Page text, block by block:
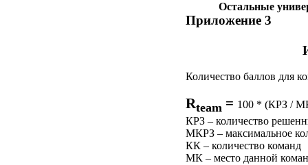
Остальные
Приложение 3
Количество баллов для
Rteam = 100 * (КРЗ /
КРЗ – количество
МКРЗ – максимальное
КК – количество команд
МК – место данной